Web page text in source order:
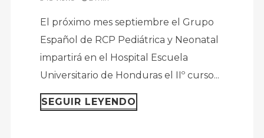
El próximo mes septiembre el Grupo
Español de RCP Pediátrica y Neonatal
impartirá en el Hospital Escuela
Universitario de Honduras el IIº curso...
SEGUIR LEYENDO